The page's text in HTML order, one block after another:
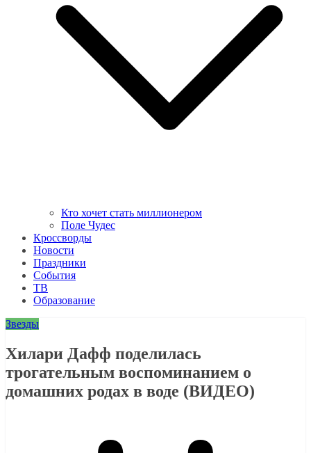
Кто хочет стать миллионером
Поле Чудес
Кроссворды
Новости
Праздники
События
ТВ
Образование
Звезды
Хилари Дафф поделилась
трогательным воспоминанием о
домашних родах в воде (ВИДЕО)